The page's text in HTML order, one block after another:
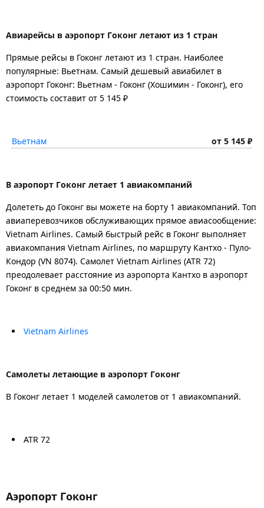
Авиарейсы в аэропорт Гоконг летают из 1 стран
Прямые рейсы в Гоконг летают из 1 стран. Наиболее
популярные: Вьетнам. Самый дешевый авиабилет в
аэропорт Гоконг: Вьетнам - Гоконг (Хошимин - Гоконг), его
стоимость составит от 5 145 ₽
Вьетнам от 5 145 ₽
В аэропорт Гоконг летает 1 авиакомпаний
Долететь до Гоконг вы можете на борту 1 авиакомпаний. Топ
авиаперевозчиков обслуживающих прямое авиасообщение:
Vietnam Airlines. Самый быстрый рейс в Гоконг выполняет
авиакомпания Vietnam Airlines, по маршруту Кантхо - Пуло-
Кондор (VN 8074). Самолет Vietnam Airlines (ATR 72)
преодолевает расстояние из аэропорта Кантхо в аэропорт
Гоконг в среднем за 00:50 мин.
Vietnam Airlines
Самолеты летающие в аэропорт Гоконг
В Гоконг летает 1 моделей самолетов от 1 авиакомпаний.
ATR 72
Аэропорт Гоконг